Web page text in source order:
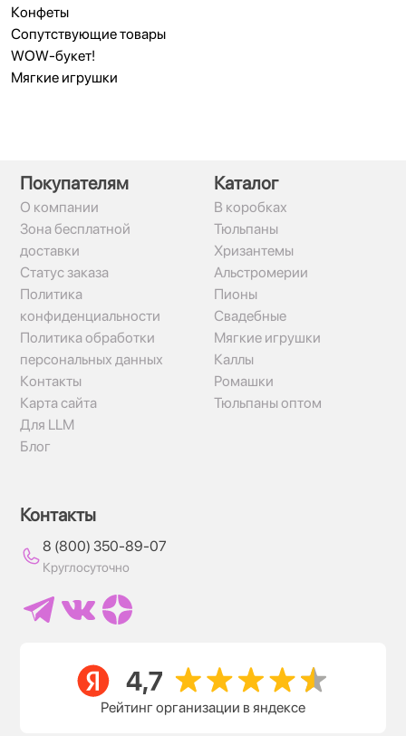
Конфеты
Сопутствующие товары
WOW-букет!
Мягкие игрушки
Покупателям
О компании
Зона бесплатной
доставки
Статус заказа
Политика
конфиденциальности
Политика обработки
персональных данных
Контакты
Карта сайта
Для LLM
Блог
Каталог
В коробках
Тюльпаны
Хризантемы
Альстромерии
Пионы
Свадебные
Мягкие игрушки
Каллы
Ромашки
Тюльпаны оптом
Контакты
8 (800) 350-89-07
Круглосуточно
Рейтинг организации в яндексе